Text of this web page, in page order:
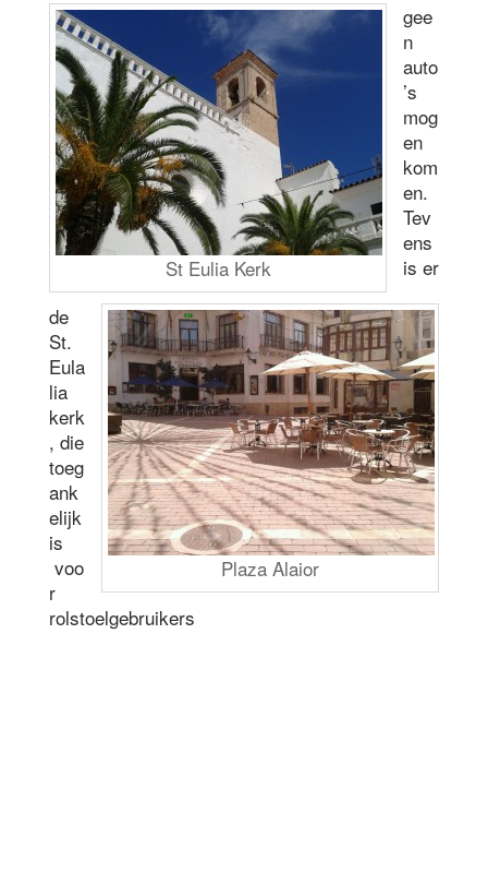
St Eulia Kerk
Plaza Alaior
gee
n
auto
’s
mog
en
kom
en.
Tev
ens
is er
de
St.
Eula
lia
kerk
, die
toeg
ank
elijk
is
voo
r
rolstoelgebruikers